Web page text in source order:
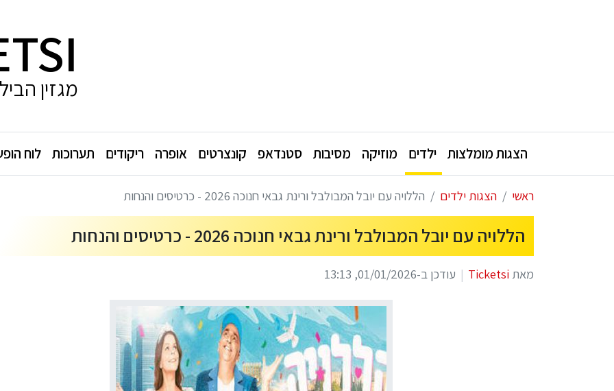
מגזין
הצגות מומלצות ילדים מוזיקה מסיבות סטנדאפ קונצרטים אופרה ריקודים תערוכות לוח
ראשי הצגות ילדים הללויה עם יובל המבולבל ורינת גבאי חנוכה 2026 - כרטיסים והנחות
הללויה עם יובל המבולבל ורינת גבאי חנוכה 2026 - כרטיסים והנחות
מאת Ticketsi עודכן ב-01/01/2026, 13:13